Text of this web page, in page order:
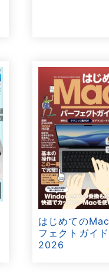
はじめての
フェクトガイド
2026